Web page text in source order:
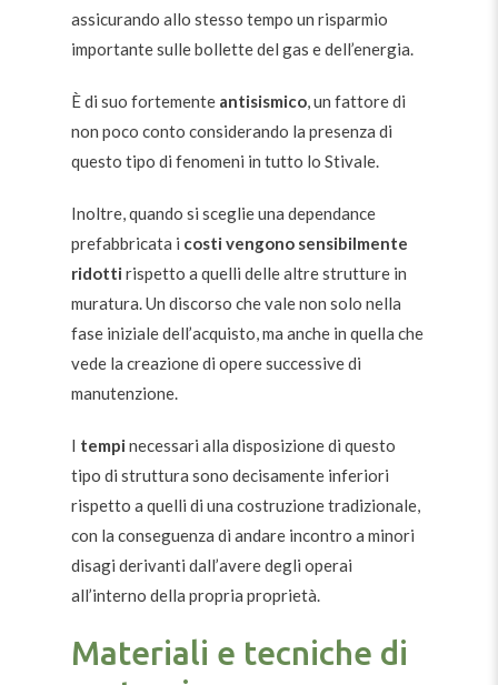
assicurando allo stesso tempo un risparmio
importante sulle bollette del gas e dell’energia.
È di suo fortemente antisismico, un fattore di
non poco conto considerando la presenza di
questo tipo di fenomeni in tutto lo Stivale.
Inoltre, quando si sceglie una dependance
prefabbricata i costi vengono sensibilmente
ridotti rispetto a quelli delle altre strutture in
muratura. Un discorso che vale non solo nella
fase iniziale dell’acquisto, ma anche in quella che
vede la creazione di opere successive di
manutenzione.
I tempi necessari alla disposizione di questo
tipo di struttura sono decisamente inferiori
rispetto a quelli di una costruzione tradizionale,
con la conseguenza di andare incontro a minori
disagi derivanti dall’avere degli operai
all’interno della propria proprietà.
Materiali e tecniche di